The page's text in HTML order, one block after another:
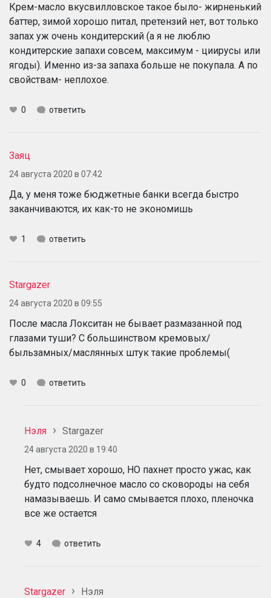
Крем-масло вкусвилловское такое было- жирненький
баттер, зимой хорошо питал, претензий нет, вот только
запах уж очень кондитерский (а я не люблю
кондитерские запахи совсем, максимум - циирусы или
ягоды). Именно из-за запаха больше не покупала. А по
свойствам- неплохое.
0 ответить
Заяц
24 августа 2020 в 07:42
Да, у меня тоже бюджетные банки всегда быстро
заканчиваются, их как-то не экономишь
1 ответить
Stargazer
24 августа 2020 в 09:55
После масла Локситан не бывает размазанной под
глазами туши? С большинством кремовых/
быльзамных/маслянных штук такие проблемы(
0 ответить
Нэля Stargazer
24 августа 2020 в 19:40
Нет, смывает хорошо, НО пахнет просто ужас, как
будто подсолнечное масло со сковороды на себя
намазываешь. И само смывается плохо, пленочка
все же остается
4 ответить
Stargazer Нэля